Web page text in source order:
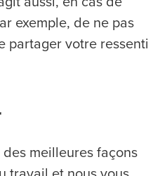
exemple, de ne pas
partager votre ressenti
des meilleures façons